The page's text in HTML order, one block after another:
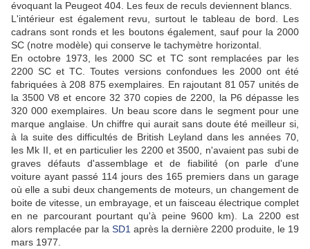
évoquant la Peugeot 404. Les feux de reculs deviennent blancs.
L'intérieur est également revu, surtout le tableau de bord. Les
cadrans sont ronds et les boutons également, sauf pour la 2000
SC (notre modèle) qui conserve le tachymètre horizontal.
En octobre 1973, les 2000 SC et TC sont remplacées par les
2200 SC et TC. Toutes versions confondues les 2000 ont été
fabriquées à 208 875 exemplaires. En rajoutant 81 057 unités de
la 3500 V8 et encore 32 370 copies de 2200, la P6 dépasse les
320 000 exemplaires. Un beau score dans le segment pour une
marque anglaise. Un chiffre qui aurait sans doute été meilleur si,
à la suite des difficultés de British Leyland dans les années 70,
les Mk II, et en particulier les 2200 et 3500, n'avaient pas subi de
graves défauts d'assemblage et de fiabilité (on parle d'une
voiture ayant passé 114 jours des 165 premiers dans un garage
où elle a subi deux changements de moteurs, un changement de
boite de vitesse, un embrayage, et un faisceau électrique complet
en ne parcourant pourtant qu'à peine 9600 km). La 2200 est
alors remplacée par la SD1 après la dernière 2200 produite, le 19
mars 1977.